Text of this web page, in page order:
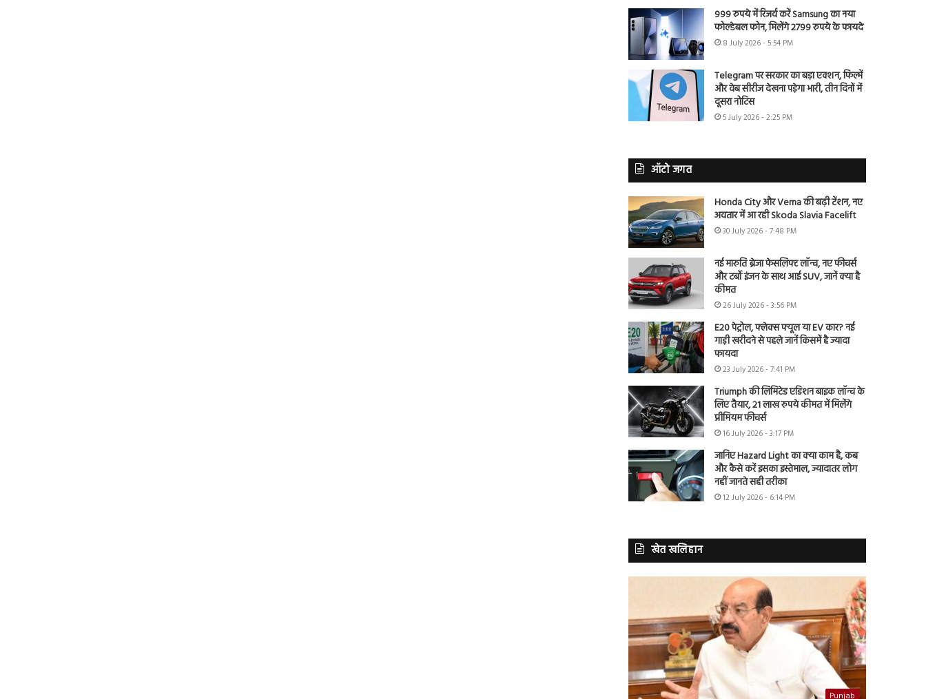
999 रुपये में रिजर्व करें Samsung का नया
फोल्डेबल फोन, मिलेंगे 2799 रुपये के फायदे
8 July 2026 - 5:54 PM
Telegram पर सरकार का बड़ा एक्शन, फिल्में
और वेब सीरीज देखना पड़ेगा भारी, तीन दिनों में
दूसरा नोटिस
5 July 2026 - 2:25 PM
ऑटो जगत
Honda City और Verna की बढ़ी टेंशन, नए
अवतार में आ रही Skoda Slavia Facelift
30 July 2026 - 7:48 PM
नई मारुति ब्रेजा फेसलिफ्ट लॉन्च, नए फीचर्स
और टर्बो इंजन के साथ आई SUV, जानें क्या है
कीमत
26 July 2026 - 3:56 PM
E20 पेट्रोल, फ्लेक्स फ्यूल या EV कार? नई
गाड़ी खरीदने से पहले जानें किसमें है ज्यादा
फायदा
23 July 2026 - 7:41 PM
Triumph की लिमिटेड एडिशन बाइक लॉन्च के
लिए तैयार, 21 लाख रुपये कीमत में मिलेंगे
प्रीमियम फीचर्स
16 July 2026 - 3:17 PM
जानिए Hazard Light का क्या काम है, कब
और कैसे करें इसका इस्तेमाल, ज्यादातर लोग
नहीं जानते सही तरीका
12 July 2026 - 6:14 PM
खेत खलिहान
Punjab